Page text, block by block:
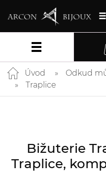
Úvod
Odkud
Traplice
Bižuterie
Traplice,